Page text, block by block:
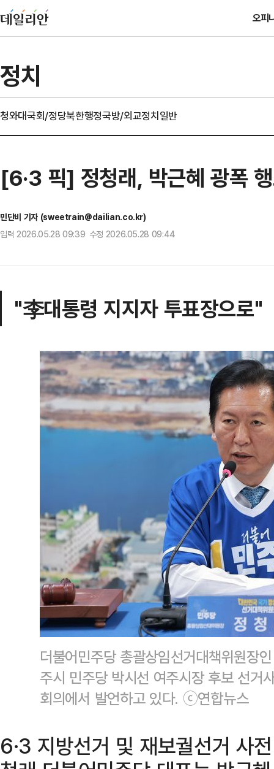
오피
정치
청와대국회/정당북한행정국방/외교정치일반
[6·3 픽] 정청래, 박근혜 광폭
민단비 기자 (sweetrain@dailian.co.kr)
입력 2026.05.28 09:39 수정 2026.05.28 09:44
"李대통령 지지자 투표장으로"
더불어민주당 총괄상임선거대책위원장
주시 민주당 박시선 여주시장 후보 선거
회의에서 발언하고 있다. ⓒ연합뉴스
6·3 지방선거 및 재보궐선거 사